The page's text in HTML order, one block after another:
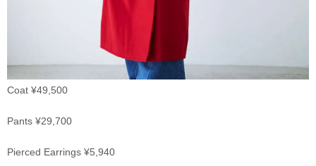
Coat ¥49,500
Pants ¥29,700
Pierced Earrings ¥5,940